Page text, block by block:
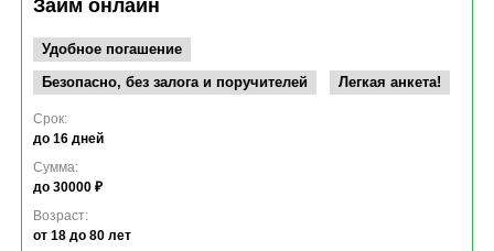
Займ онлайн
Удобное погашение
Безопасно, без залога и поручителей
Легкая анкета!
Срок:
до 16 дней
Сумма:
до 30000 ₽
Возраст:
от 18 до 80 лет